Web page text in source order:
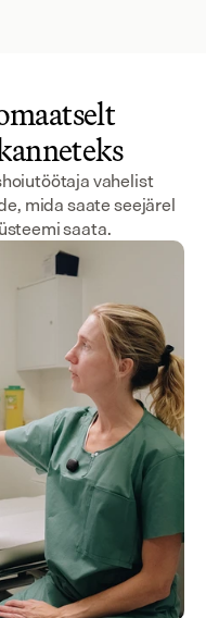
vahelist
mida saate seejärel
saata.